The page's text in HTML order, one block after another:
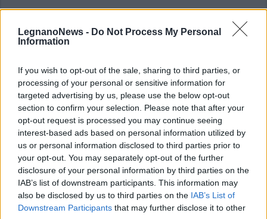
LegnanoNews - Do Not Process My Personal
Information
If you wish to opt-out of the sale, sharing to third parties, or
processing of your personal or sensitive information for
targeted advertising by us, please use the below opt-out
section to confirm your selection. Please note that after your
opt-out request is processed you may continue seeing
interest-based ads based on personal information utilized by
us or personal information disclosed to third parties prior to
your opt-out. You may separately opt-out of the further
disclosure of your personal information by third parties on the
IAB’s list of downstream participants. This information may
also be disclosed by us to third parties on the IAB’s List of
Downstream Participants that may further disclose it to other
Commenti
Accedi o registrati per commentare questo
articolo.